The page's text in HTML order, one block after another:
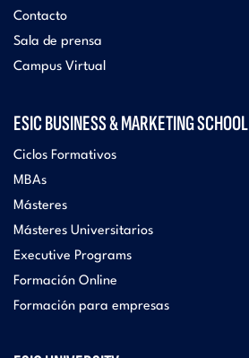
Contacto
Sala de prensa
Campus Virtual
ESIC BUSINESS & MARKETING SCHOOL
Ciclos Formativos
MBAs
Másteres
Másteres Universitarios
Executive Programs
Formación Online
Formación para empresas